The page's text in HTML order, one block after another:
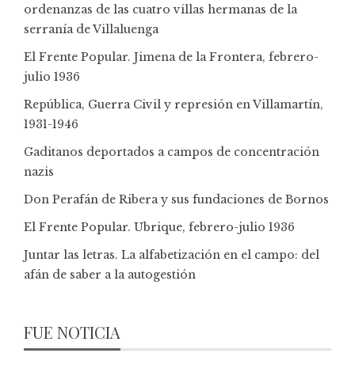
ordenanzas de las cuatro villas hermanas de la
serranía de Villaluenga
El Frente Popular. Jimena de la Frontera, febrero-
julio 1936
República, Guerra Civil y represión en Villamartín,
1931-1946
Gaditanos deportados a campos de concentración
nazis
Don Perafán de Ribera y sus fundaciones de Bornos
El Frente Popular. Ubrique, febrero-julio 1936
Juntar las letras. La alfabetización en el campo: del
afán de saber a la autogestión
FUE NOTICIA